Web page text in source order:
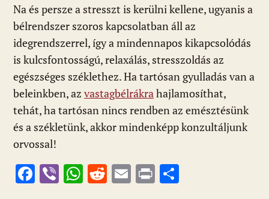
Na és persze a stresszt is kerülni kellene, ugyanis a
bélrendszer szoros kapcsolatban áll az
idegrendszerrel, így a mindennapos kikapcsolódás
is kulcsfontosságú, relaxálás, stresszoldás az
egészséges széklethez. Ha tartósan gyulladás van a
beleinkben, az vastagbélrákrahajlamosíthat,
tehát, ha tartósan nincs rendben az emésztésünk
és a székletünk, akkor mindenképp konzultáljunk
orvossal!
F Vi W R E Pr